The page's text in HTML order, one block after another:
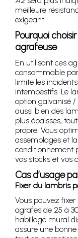
meilleure
exigeant.
Pourquoi
agrafeuse
En utilisant ces
consommable
limite les
intempestifs. Le
option galvanisé
aussi bien des
plus épaisses,
propre. Vous
assemblages et
conditionnement
vos stocks et vos
Cas d’usage
Fixer du lambris
Vous pouvez
agrafes de 25 à
habillage mural
assure une